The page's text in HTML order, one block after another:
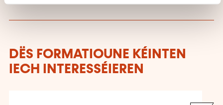
DËS FORMATIOUNE KÉINTEN
IECH INTERESSÉIEREN